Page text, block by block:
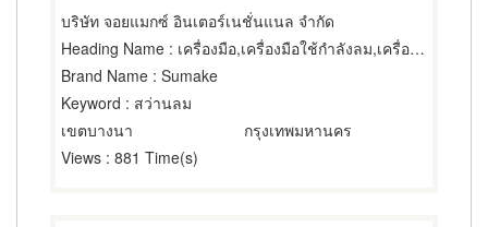
บริษัท จอยแมกซ์ อินเตอร์เนชั่นแนล จำกัด
Heading Name : เครื่องมือ,เครื่องมือใช้กำลังลม,เครื่องมือและเครื่องวัดไฟฟ้า
Brand Name : Sumake
Keyword : สว่านลม
เขตบางนา
กรุงเทพมหานคร
Views : 881 Time(s)